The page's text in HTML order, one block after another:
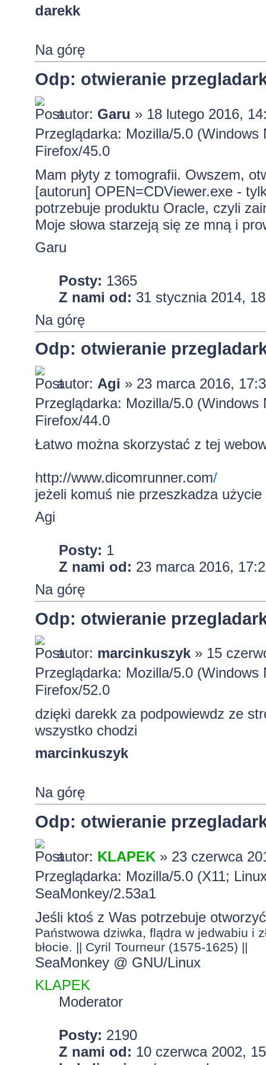
darekk
Na górę
Odp: otwieranie
autor: Garu » 18 lutego 2016,
Przeglądarka: Mozilla/5.0
Firefox/45.0
Mam płyty z tomografii. Owszem,
[autorun] OPEN=CDViewer.exe -
potrzebuje produktu Oracle, czyli
Moje słowa starzeją się ze mną i
Garu
Posty: 1365
Z nami od: 31 stycznia 2014,
Na górę
Odp: otwieranie
autor: Agi » 23 marca 2016,
Przeglądarka: Mozilla/5.0
Firefox/44.0
Łatwo można skorzystać z tej
http://www.dicomrunner.com/
jeżeli komuś nie przeszkadza
Agi
Posty: 1
Z nami od: 23 marca 2016,
Na górę
Odp: otwieranie
autor: marcinkuszyk» 15
Przeglądarka: Mozilla/5.0
Firefox/52.0
dzięki darekk za podpowiewdz ze
wszystko chodzi
marcinkuszyk
Na górę
Odp: otwieranie
autor: KLAPEK» 23 czerwca
Przeglądarka: Mozilla/5.0 (X11;
SeaMonkey/2.53a1
Jeśli ktoś z Was potrzebuje
Państwowa dziwka, flądra w jedwabiu i
błocie. || Cyril Tourneur (1575-1625) ||
SeaMonkey @ GNU/Linux
KLAPEK
Moderator
Posty: 2190
Z nami od: 10 czerwca 2002,